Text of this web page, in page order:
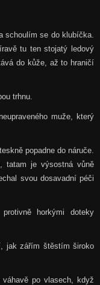
schoulím se do klubíčka.
tu ten stojatý ledový
do kůže, až to hraničí
trhnu.
muže, který
popadne do náruče.
tatam je výsostná vůně
svou dosavadní péči
horkými doteky
jak zářím štěstím široko
váhavě po vlasech, když